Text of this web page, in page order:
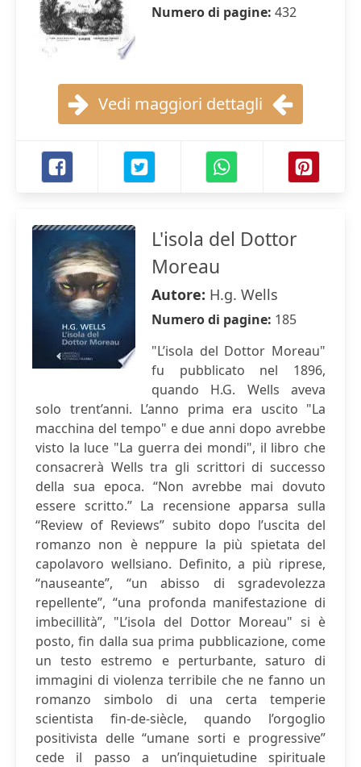
Numero di pagine: 432
Vedi maggiori dettagli
L'isola del Dottor
Moreau
Autore: H.g. Wells
Numero di pagine: 185
"L’isola del Dottor Moreau"
fu pubblicato nel 1896,
quando H.G. Wells aveva
solo trent’anni. L’anno prima era uscito "La
macchina del tempo" e due anni dopo avrebbe
visto la luce "La guerra dei mondi", il libro che
consacrerà Wells tra gli scrittori di successo
della sua epoca. “Non avrebbe mai dovuto
essere scritto.” La recensione apparsa sulla
“Review of Reviews” subito dopo l’uscita del
romanzo non è neppure la più spietata del
capolavoro wellsiano. Definito, a più riprese,
“nauseante”, “un abisso di sgradevolezza
repellente”, “una profonda manifestazione di
imbecillità”, "L’isola del Dottor Moreau" si è
posto, fin dalla sua prima pubblicazione, come
un testo estremo e perturbante, saturo di
immagini di violenza terribile che ne fanno un
romanzo simbolo di una certa temperie
scientista fin-de-siècle, quando l’orgoglio
positivista delle “umane sorti e progressive”
cede il passo a un’inquietudine spirituale